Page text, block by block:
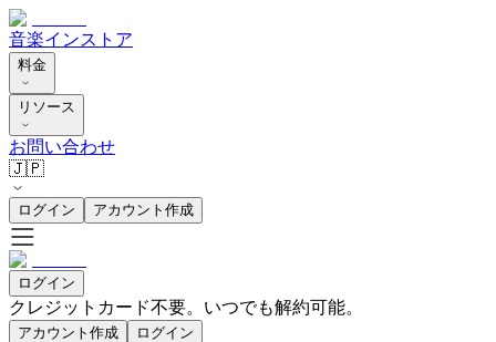
音楽インストア
料金
リソース
お問い合わせ
🇯🇵
ログイン アカウント作成
ログイン
クレジットカード不要。いつでも解約可能。
アカウント作成 ログイン